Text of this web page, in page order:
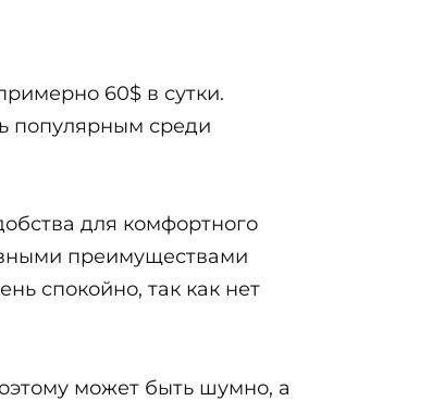
60$ в сутки.
популярным среди
для комфортного
преимуществами
спокойно, так как нет
может быть шумно, а